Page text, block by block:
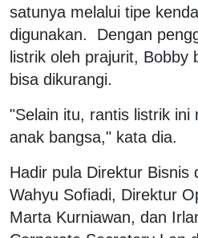
satunya melalui tipe
digunakan. Dengan
listrik oleh prajurit, Bobby
bisa dikurangi.
"Selain itu, rantis listrik ini
anak bangsa," kata dia.
Hadir pula Direktur Bisnis
Wahyu Sofiadi, Direktur
Marta Kurniawan, dan